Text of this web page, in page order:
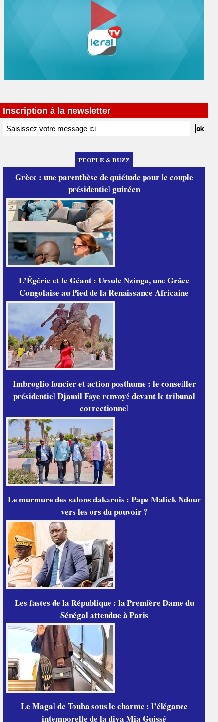
Inscription à la newsletter
PEOPLE & BUZZ
Grèce : une parenthèse de quiétude pour le couple
présidentiel guinéen
L’Égérie et le Géant : Ursule Nzinga, une Grâce
Congolaise au Pied de la Renaissance Africaine
Imbroglio foncier et action posthume : le conseiller
présidentiel Djamil Faye renvoyé devant le tribunal
correctionnel
Le murmure des salons dakarois : Pape Malick Ndour
vers les ors du pouvoir ?
Les fastes de la République : la Première Dame du
Sénégal attendue à Paris
Le Magal de Touba sous le charme : l’élégance
intemporelle de la diva Mia Guissé